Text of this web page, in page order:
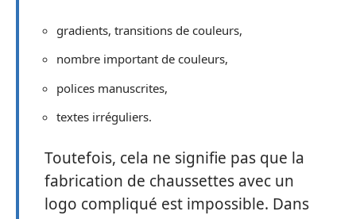
gradients, transitions de couleurs,
nombre important de couleurs,
polices manuscrites,
textes irréguliers.
Toutefois, cela ne signifie pas que la
fabrication de chaussettes avec un
logo compliqué est impossible. Dans